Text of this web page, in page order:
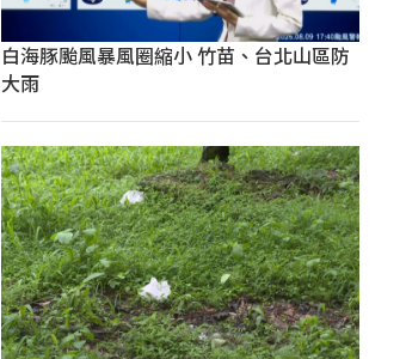
白海豚颱風暴風圈縮小 竹苗、台北山區防
大雨